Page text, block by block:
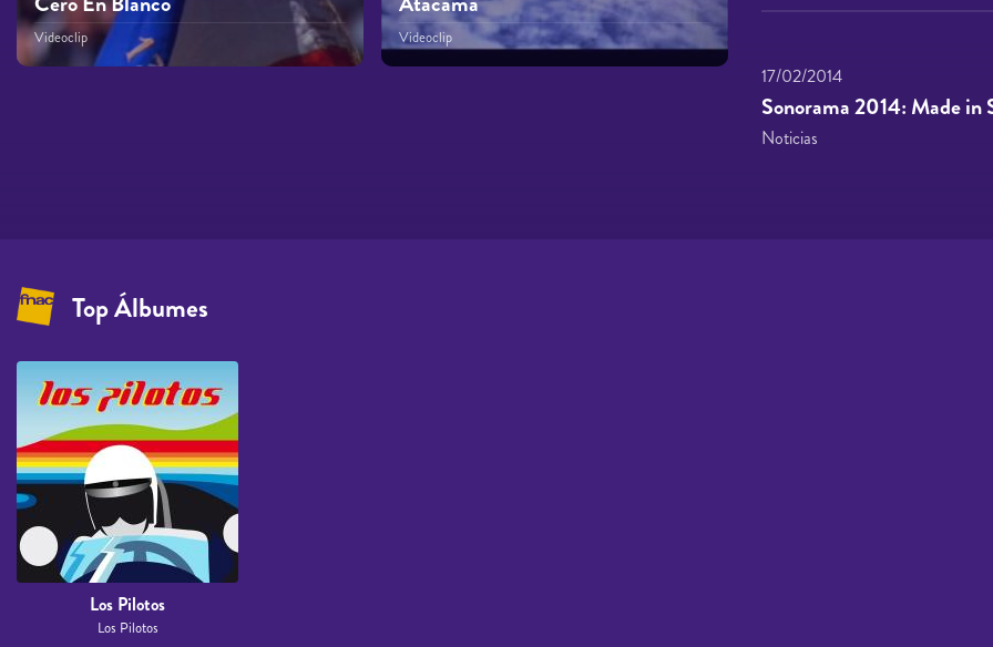
17/02/2014
Sonorama 2014: Made in
Noticias
Videoclip Videoclip
Top Álbumes
Los Pilotos
Los Pilotos